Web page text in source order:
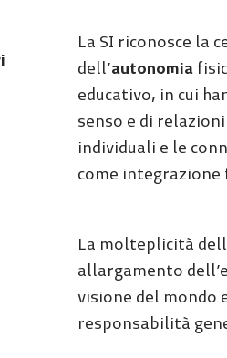
La SI riconosce la
dell’autonomia
educativo, in cui
senso e di
individuali e le
come
La molteplicità
allargamento
visione del mondo
responsabilità